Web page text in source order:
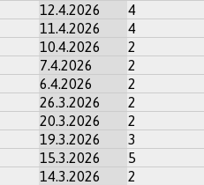
12.4.2026 4
11.4.2026 4
10.4.2026 2
7.4.2026 2
6.4.2026 2
26.3.2026 2
20.3.2026 2
19.3.2026 3
15.3.2026 5
14.3.2026 2